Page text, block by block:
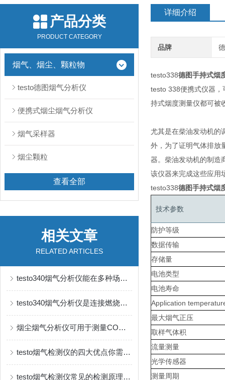
产品分类
PRODUCT CATEGORY
烟气、烟尘、颗粒物
testo德图烟气分析仪
便携式烟尘烟气分析仪
烟气采样器
烟尘颗粒
查看全部
相关文章
RELATED ARTICLES
testo340烟气分析仪能在多种场景下提供可靠的测量结果
testo340烟气分析仪是连接燃烧设备与环保要求的桥梁
烟尘烟气分析仪可用于测量CO、CO2和挥发性有机物的分析
testo烟气检测仪的四大优点你需要知道！
testo烟气检测仪常见的检测原理如下
详细介绍
品牌
testo338德图手持式烟
testo 338便携式仪器，
持式烟度测量仪都可被
尤其是在柴油发动机的
外，为了证明气体排放
器。柴油发动机的制造
该仪器来完成这些应用
testo338德图手持式烟
技术参数
防护等级
数据传输
存储量
电池类型
电池寿命
Application
最大烟气正压
取样气体积
流量测量
光学传感器
测量周期